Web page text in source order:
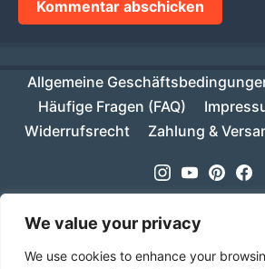
We value your privacy
We use cookies to enhance your
Allgemeine
Häufige Fragen (FAQ)
Widerrufsrecht
Zahlung &
Instagram
Youtube